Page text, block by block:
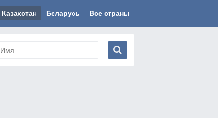
Казахстан Беларусь Все страны